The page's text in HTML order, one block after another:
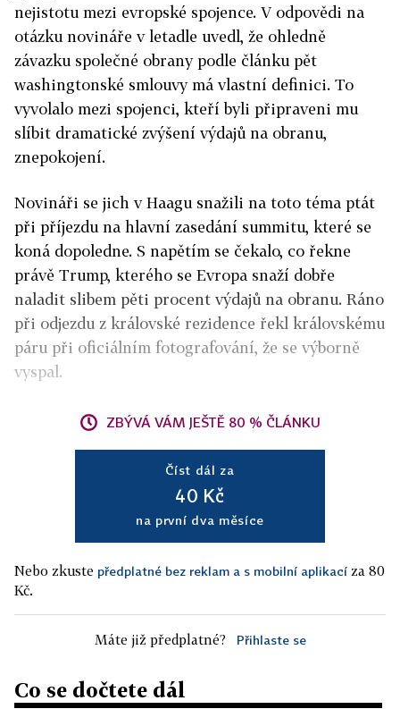
nejistotu mezi evropské spojence. V odpovědi na
otázku novináře v letadle uvedl, že ohledně
závazku společné obrany podle článku pět
washingtonské smlouvy má vlastní definici. To
vyvolalo mezi spojenci, kteří byli připraveni mu
slíbit dramatické zvýšení výdajů na obranu,
znepokojení.
Novináři se jich v Haagu snažili na toto téma ptát
při příjezdu na hlavní zasedání summitu, které se
koná dopoledne. S napětím se čekalo, co řekne
právě Trump, kterého se Evropa snaží dobře
naladit slibem pěti procent výdajů na obranu. Ráno
při odjezdu z královské rezidence řekl královskému
páru při oficiálním fotografování, že se výborně
vyspal.
ZBÝVÁ VÁM JEŠTĚ 80 % ČLÁNKU
Číst dál za
40 Kč
na první dva měsíce
Nebo zkuste předplatné bez reklam a s mobilní aplikací za 80
Kč.
Máte již předplatné? Přihlaste se
Co se dočtete dál